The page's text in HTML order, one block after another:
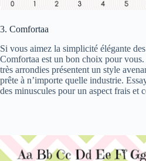
3. Comfortaa
Si vous aimez la simplicité élégante
Comfortaa est un bon choix pour vous.
très arrondies présentent un style
prête à n’importe quelle industrie.
des minuscules pour un aspect frais et